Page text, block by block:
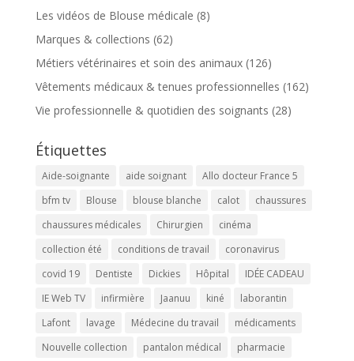
Les vidéos de Blouse médicale (8)
Marques & collections (62)
Métiers vétérinaires et soin des animaux(126)
Vêtements médicaux & tenues professionnelles (162)
Vie professionnelle & quotidien des soignants (28)
Étiquettes
Aide-soignante aide soignant
Allo docteur France 5
bfm tv
Blouse blouse blanche calot
chaussures
chaussures médicales
Chirurgien
cinéma
collection été
conditions de travail
coronavirus
covid 19
Dentiste Dickies Hôpital
IDÉE CADEAU
IE Web TV
infirmière Jaanuu kiné
laborantin
Lafont
lavage Médecine du travail
médicaments
Nouvelle collection
pantalon médical
pharmacie